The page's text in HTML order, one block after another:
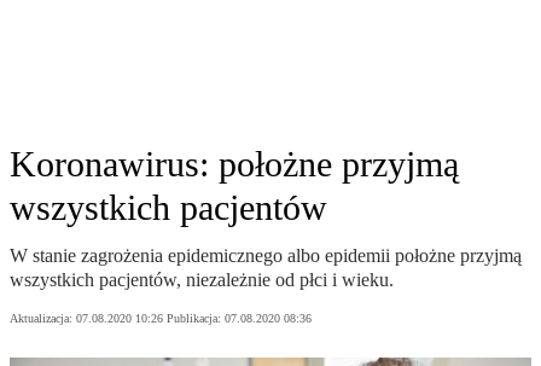
Koronawirus: położne przyjmą
wszystkich pacjentów
W stanie zagrożenia epidemicznego albo epidemii położne przyjmą
wszystkich pacjentów, niezależnie od płci i wieku.
Aktualizacja: 07.08.2020 10:26 Publikacja: 07.08.2020 08:36